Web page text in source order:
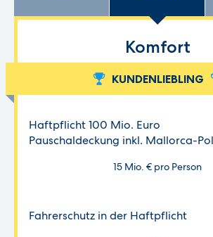
Komfort
KUNDENLIEBLING
Haftpflicht 100 Mio. Euro
Pauschaldeckung inkl. Mallorca-
15 Mio. € pro Person
Fahrerschutz in der Haftpflicht